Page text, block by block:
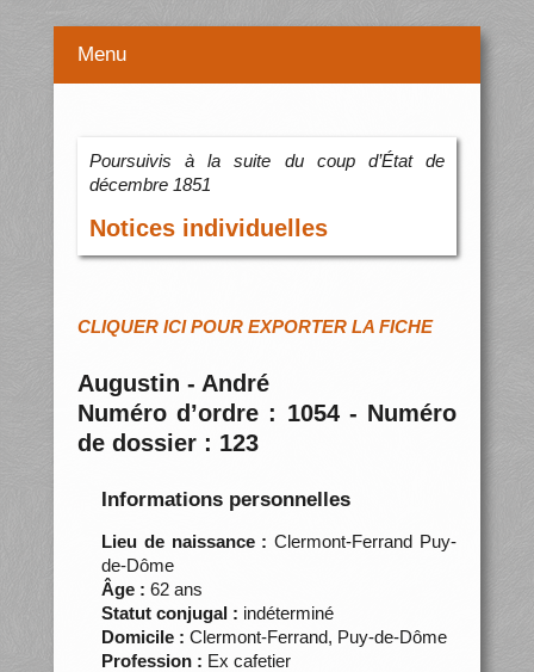
Menu
Poursuivis à la suite du coup d’État de
décembre 1851
Notices individuelles
CLIQUER ICI POUR EXPORTER LA FICHE
Augustin - André
Numéro d’ordre : 1054 - Numéro
de dossier : 123
Informations personnelles
Lieu de naissance : Clermont-Ferrand Puy-
de-Dôme
Âge : 62 ans
Statut conjugal : indéterminé
Domicile : Clermont-Ferrand, Puy-de-Dôme
Profession : Ex cafetier